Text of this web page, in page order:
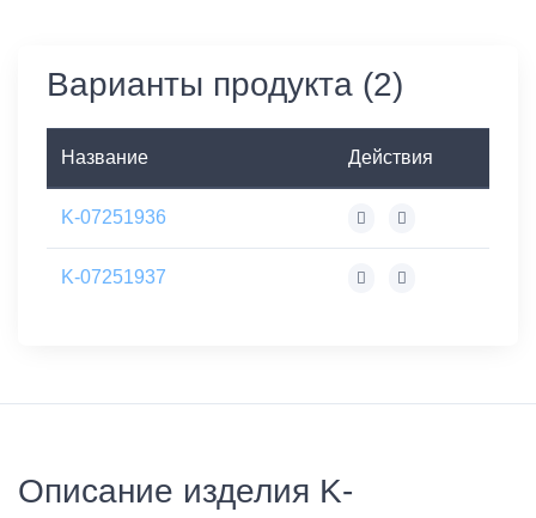
Варианты продукта (2)
Название Действия
K-07251936
K-07251937
Описание изделия K-